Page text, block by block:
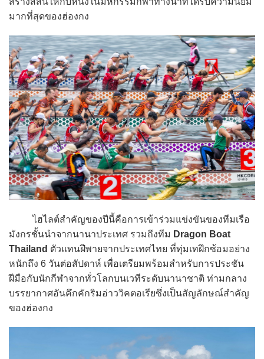
มากที่สุดของฮ่องกง
ไฮไลต์สำคัญของปีนี้คือการเข้าร่วมแข่งขันของทีมเรือ
มังกรชั้นนำจากนานาประเทศ รวมถึงทีม Dragon Boat
Thailand ตัวแทนฝีพายจากประเทศไทย ที่ทุ่มเทฝึกซ้อมอย่าง
หนักถึง 6 วันต่อสัปดาห์ เพื่อเตรียมพร้อมสำหรับการประชัน
ฝีมือกับนักกีฬาจากทั่วโลกบนเวทีระดับนานาชาติ ท่ามกลาง
บรรยากาศอันคึกคักริมอ่าววิคตอเรียซึ่งเป็นสัญลักษณ์สำคัญ
ของฮ่องกง